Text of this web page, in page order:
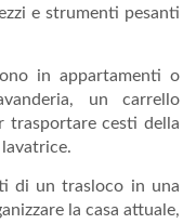
e strumenti pesanti
in appartamenti o
un carrello
trasportare cesti della
di un trasloco in una
la casa attuale,